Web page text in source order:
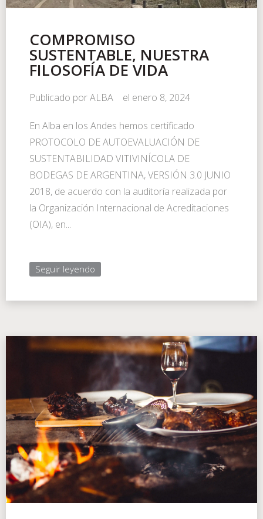
COMPROMISO
SUSTENTABLE, NUESTRA
FILOSOFÍA DE VIDA
Publicado porALBA el enero 8, 2024
En Alba en los Andes hemos certificado
PROTOCOLO DE AUTOEVALUACIÓN DE
SUSTENTABILIDAD VITIVINÍCOLA DE
BODEGAS DE ARGENTINA, VERSIÓN 3.0 JUNIO
2018, de acuerdo con la auditoría realizada por
la Organización Internacional de Acreditaciones
(OIA), en...
Seguir leyendo